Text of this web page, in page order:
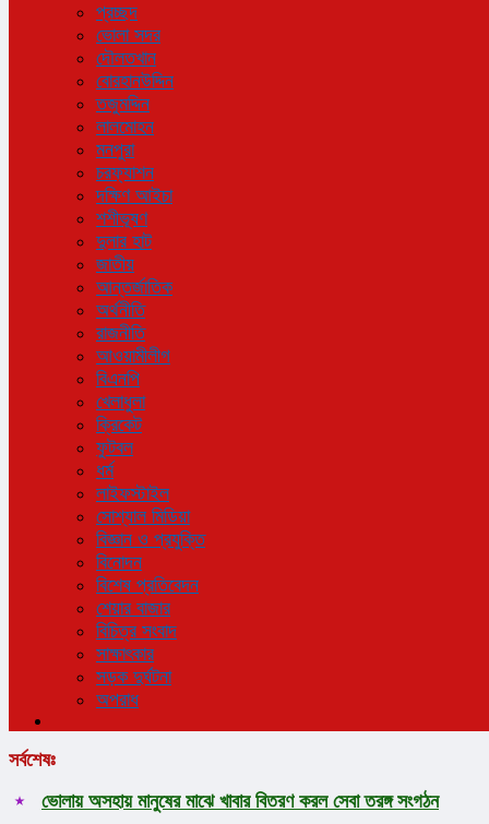
প্রচ্ছদ
ভোলা সদর
দৌলতখান
বোরহানউদ্দিন
তজুমদ্দিন
লালমোহন
মনপুরা
চরফ্যাশন
দক্ষিণ আইচা
শশীভূষণ
দুলার হাট
জাতীয়
আন্তর্জাতিক
অর্থনীতি
রাজনীতি
আওয়ামীলীগ
বিএনপি
খেলাধুলা
ক্রিকেট
ফুটবল
ধর্ম
লাইফস্টাইল
সোশ্যাল মিডিয়া
বিজ্ঞান ও প্রযুক্তি
বিনোদন
বিশেষ প্রতিবেদন
শেয়ার বাজার
বিচিত্র সংবাদ
সাক্ষাৎকার
সড়ক দুর্ঘটনা
অপরাধ
সর্বশেষঃ
ভোলায় অসহায় মানুষের মাঝে খাবার বিতরণ করল সেবা তরঙ্গ সংগঠন